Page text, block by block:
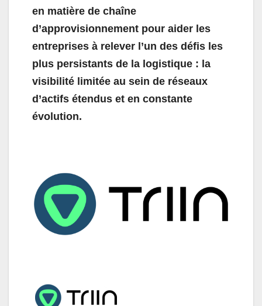
en matière de chaîne
d’approvisionnement pour aider les
entreprises à relever l’un des défis les
plus persistants de la logistique : la
visibilité limitée au sein de réseaux
d’actifs étendus et en constante
évolution.